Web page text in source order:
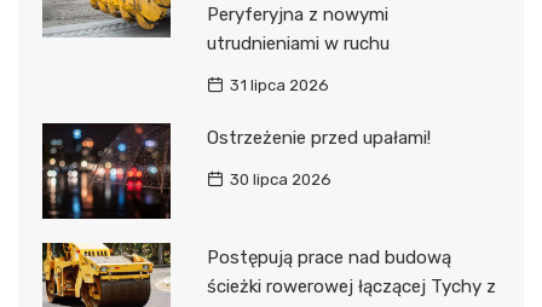
Peryferyjna z nowymi
utrudnieniami w ruchu
31 lipca 2026
Ostrzeżenie przed upałami!
30 lipca 2026
Postępują prace nad budową
ścieżki rowerowej łączącej Tychy z